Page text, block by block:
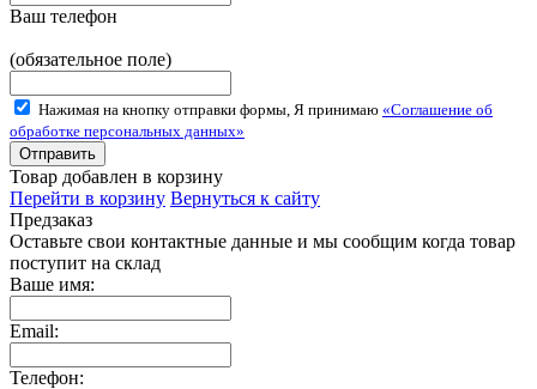
Ваш телефон
(обязательное поле)
Нажимая на кнопку отправки формы, Я принимаю «Соглашение об
обработке персональных данных»
Товар добавлен в корзину
Перейти в корзину Вернуться к сайту
Предзаказ
Оставьте свои контактные данные и мы сообщим когда товар
поступит на склад
Ваше имя:
Email:
Телефон: